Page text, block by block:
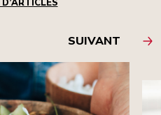
SUIVANT